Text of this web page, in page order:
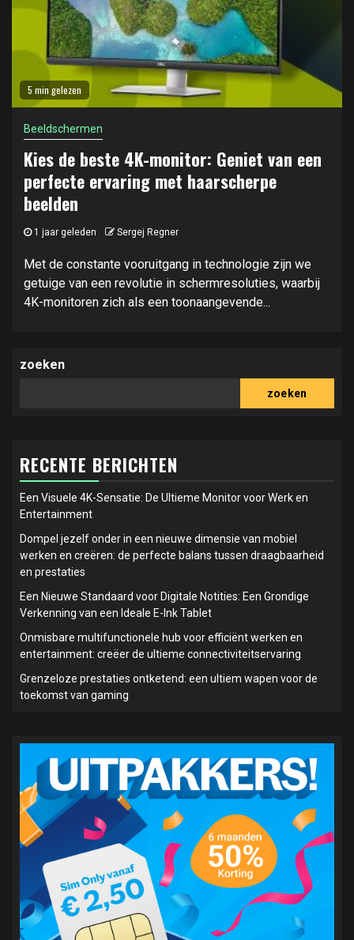
5 min gelezen
Beeldschermen
Kies de beste 4K-monitor: Geniet van een
perfecte ervaring met haarscherpe
beelden
1 jaar geleden Sergej Regner
Met de constante vooruitgang in technologie zijn we
getuige van een revolutie in schermresoluties, waarbij
4K-monitoren zich als een toonaangevende...
zoeken
zoeken
RECENTE BERICHTEN
Een Visuele 4K-Sensatie: De Ultieme Monitor voor Werk en
Entertainment
Dompel jezelf onder in een nieuwe dimensie van mobiel
werken en creëren: de perfecte balans tussen draagbaarheid
en prestaties
Een Nieuwe Standaard voor Digitale Notities: Een Grondige
Verkenning van een Ideale E-Ink Tablet
Onmisbare multifunctionele hub voor efficiënt werken en
entertainment: creëer de ultieme connectiviteitservaring
Grenzeloze prestaties ontketend: een ultiem wapen voor de
toekomst van gaming